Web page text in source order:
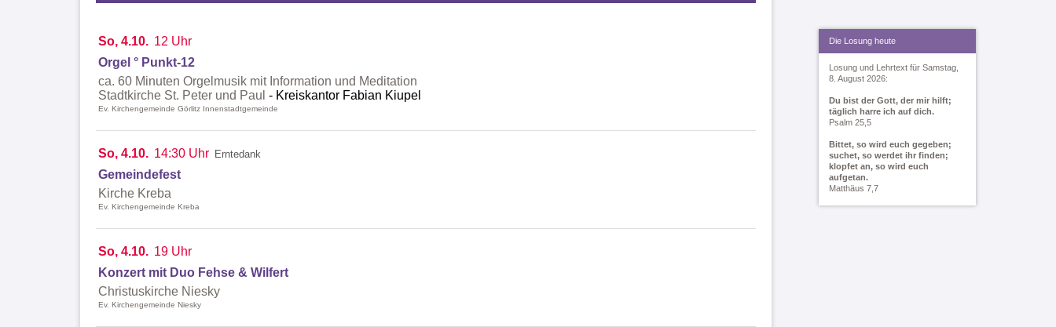
So, 4.10. 12 Uhr
Orgel ° Punkt-12
ca. 60 Minuten Orgelmusik mit Information und Meditation
Stadtkirche St. Peter und Paul
Kreiskantor Fabian Kiupel
Ev. Kirchengemeinde Görlitz Innenstadtgemeinde
So, 4.10. 14:30 Uhr Erntedank
Gemeindefest
Kirche Kreba
Ev. Kirchengemeinde Kreba
So, 4.10. 19 Uhr
Konzert mit Duo Fehse & Wilfert
Christuskirche Niesky
Ev. Kirchengemeinde Niesky
Die Losung heute
Losung und Lehrtext für Samstag,
8. August 2026:
Du bist der Gott, der mir hilft;
täglich harre ich auf dich.
Psalm 25,5
Bittet, so wird euch gegeben;
suchet, so werdet ihr finden;
klopfet an, so wird euch
aufgetan.
Matthäus 7,7